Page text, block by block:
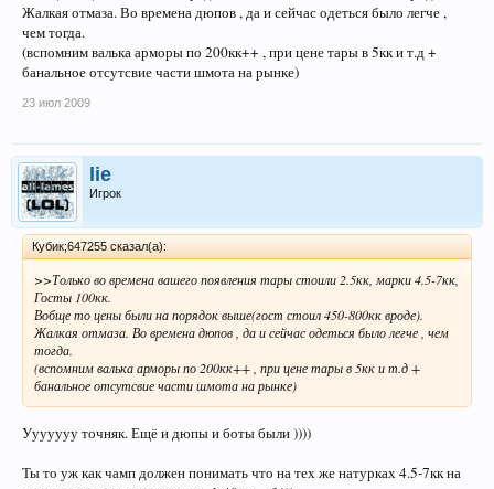
Жалкая отмаза. Во времена дюпов , да и сейчас одеться было легче ,
чем тогда.
(вспомним валька арморы по 200кк++ , при цене тары в 5кк и т.д +
банальное отсутсвие части шмота на рынке)
23 июл 2009
lie
Игрок
Кубик;647255 сказал(а):
>>Только во времена вашего появления тары стоили 2.5кк, марки 4.5-7кк,
Госты 100кк.
Вобще то цены были на порядок выше(гост стоил 450-800кк вроде).
Жалкая отмаза. Во времена дюпов , да и сейчас одеться было легче , чем
тогда.
(вспомним валька арморы по 200кк++ , при цене тары в 5кк и т.д +
банальное отсутсвие части шмота на рынке)
Ууууууу точняк. Ещё и дюпы и боты были ))))
Ты то уж как чамп должен понимать что на тех же натурках 4.5-7кк на